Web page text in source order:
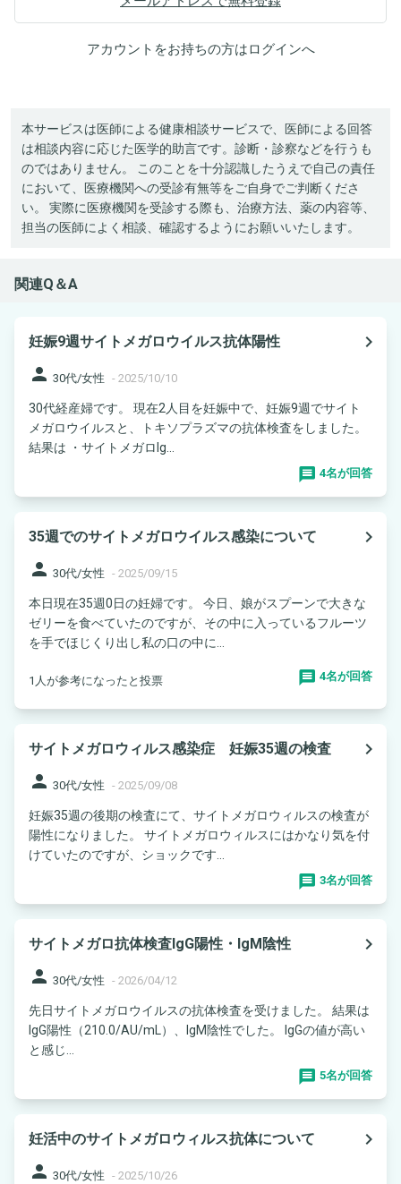
アカウントをお持ちの方はログインへ
本サービスは医師による健康相談サービスで、医師による回答
は相談内容に応じた医学的助言です。診断・診察などを行うも
のではありません。 このことを十分認識したうえで自己の責任
において、医療機関への受診有無等をご自身でご判断くださ
い。 実際に医療機関を受診する際も、治療方法、薬の内容等、
担当の医師によく相談、確認するようにお願いいたします。
関連Q＆A
妊娠9週サイトメガロウイルス抗体陽性
navigate_next
person 30代/女性 - 2025/10/10
30代経産婦です。 現在2人目を妊娠中で、妊娠9週でサイト
メガロウイルスと、トキソプラズマの抗体検査をしました。
結果は ・サイトメガロIg...
4名が回答
35週でのサイトメガロウイルス感染について
navigate_next
person 30代/女性 - 2025/09/15
本日現在35週0日の妊婦です。 今日、娘がスプーンで大きな
ゼリーを食べていたのですが、その中に入っているフルーツ
を手でほじくり出し私の口の中に...
1人が参考になったと投票 4名が回答
サイトメガロウィルス感染症 妊娠35週の検査
navigate_next
person 30代/女性 - 2025/09/08
妊娠35週の後期の検査にて、サイトメガロウィルスの検査が
陽性になりました。 サイトメガロウィルスにはかなり気を付
けていたのですが、ショックです...
3名が回答
サイトメガロ抗体検査IgG陽性・IgM陰性
navigate_next
person 30代/女性 - 2026/04/12
先日サイトメガロウイルスの抗体検査を受けました。 結果は
IgG陽性（210.0/AU/mL）、IgM陰性でした。 IgGの値が高い
と感じ...
5名が回答
妊活中のサイトメガロウィルス抗体について
navigate_next
person 30代/女性 - 2025/10/26